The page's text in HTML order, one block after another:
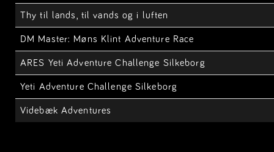
Thy til lands, til vands og i luften
DM Master: Møns Klint Adventure Race
ARES Yeti Adventure Challenge Silkeborg
Yeti Adventure Challenge Silkeborg
Videbæk Adventures